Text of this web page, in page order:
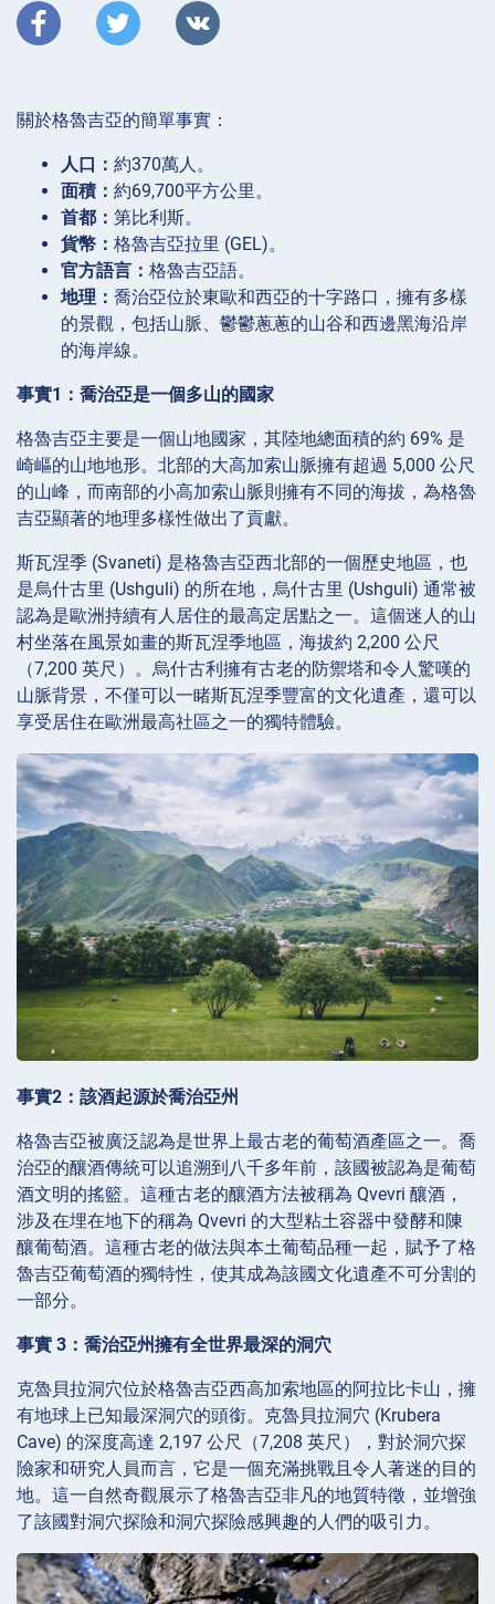
關於格魯吉亞的簡單事實：
人口： 約370萬人。
面積： 約69,700平方公里。
首都： 第比利斯。
貨幣： 格魯吉亞拉里 (GEL)。
官方語言： 格魯吉亞語。
地理： 喬治亞位於東歐和西亞的十字路口，擁有多樣
的景觀，包括山脈、鬱鬱蔥蔥的山谷和西邊黑海沿岸
的海岸線。
事實1：喬治亞是一個多山的國家
格魯吉亞主要是一個山地國家，其陸地總面積的約 69% 是
崎嶇的山地地形。北部的大高加索山脈擁有超過 5,000 公尺
的山峰，而南部的小高加索山脈則擁有不同的海拔，為格魯
吉亞顯著的地理多樣性做出了貢獻。
斯瓦涅季 (Svaneti) 是格魯吉亞西北部的一個歷史地區，也
是烏什古里 (Ushguli) 的所在地，烏什古里 (Ushguli) 通常被
認為是歐洲持續有人居住的最高定居點之一。這個迷人的山
村坐落在風景如畫的斯瓦涅季地區，海拔約 2,200 公尺
（7,200 英尺）。烏什古利擁有古老的防禦塔和令人驚嘆的
山脈背景，不僅可以一睹斯瓦涅季豐富的文化遺產，還可以
享受居住在歐洲最高社區之一的獨特體驗。
事實2：該酒起源於喬治亞州
格魯吉亞被廣泛認為是世界上最古老的葡萄酒產區之一。喬
治亞的釀酒傳統可以追溯到八千多年前，該國被認為是葡萄
酒文明的搖籃。這種古老的釀酒方法被稱為 Qvevri 釀酒，
涉及在埋在地下的稱為 Qvevri 的大型粘土容器中發酵和陳
釀葡萄酒。這種古老的做法與本土葡萄品種一起，賦予了格
魯吉亞葡萄酒的獨特性，使其成為該國文化遺產不可分割的
一部分。
事實 3：喬治亞州擁有全世界最深的洞穴
克魯貝拉洞穴位於格魯吉亞西高加索地區的阿拉比卡山，擁
有地球上已知最深洞穴的頭銜。克魯貝拉洞穴 (Krubera
Cave) 的深度高達 2,197 公尺（7,208 英尺），對於洞穴探
險家和研究人員而言，它是一個充滿挑戰且令人著迷的目的
地。這一自然奇觀展示了格魯吉亞非凡的地質特徵，並增強
了該國對洞穴探險和洞穴探險感興趣的人們的吸引力。